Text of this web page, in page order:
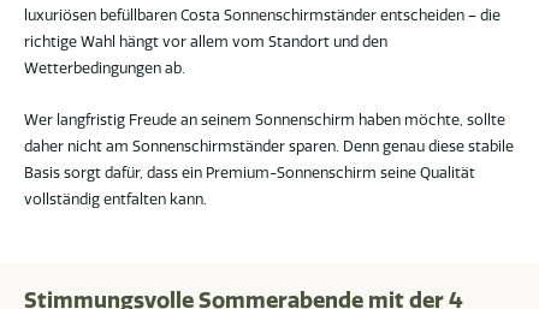
luxuriösen befüllbaren Costa Sonnenschirmständer entscheiden – die
richtige Wahl hängt vor allem vom Standort und den
Wetterbedingungen ab.
Wer langfristig Freude an seinem Sonnenschirm haben möchte, sollte
daher nicht am Sonnenschirmständer sparen. Denn genau diese stabile
Basis sorgt dafür, dass ein Premium-Sonnenschirm seine Qualität
vollständig entfalten kann.
Stimmungsvolle Sommerabende mit der 4